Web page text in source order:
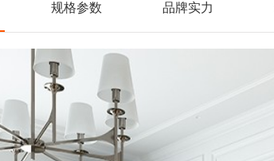
规格参数 品牌实力